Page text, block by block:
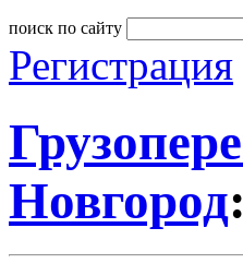
поиск по сайту
Регистрация
Новгород